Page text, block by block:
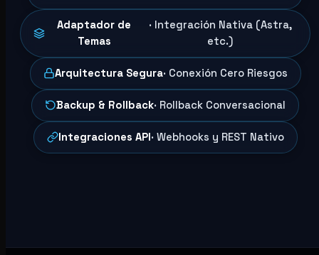
Adaptador de
Temas
· Integración Nativa (Astra,
etc.)
Arquitectura Segura· Conexión Cero Riesgos
Backup & Rollback· Rollback Conversacional
Integraciones API· Webhooks y REST Nativo